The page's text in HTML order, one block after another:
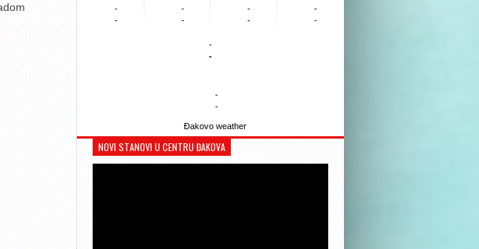
-
-
-
-
-
-
-
-
-
-
-
-
Đakovo weather
NOVI STANOVI U CENTRU ĐAKOVA